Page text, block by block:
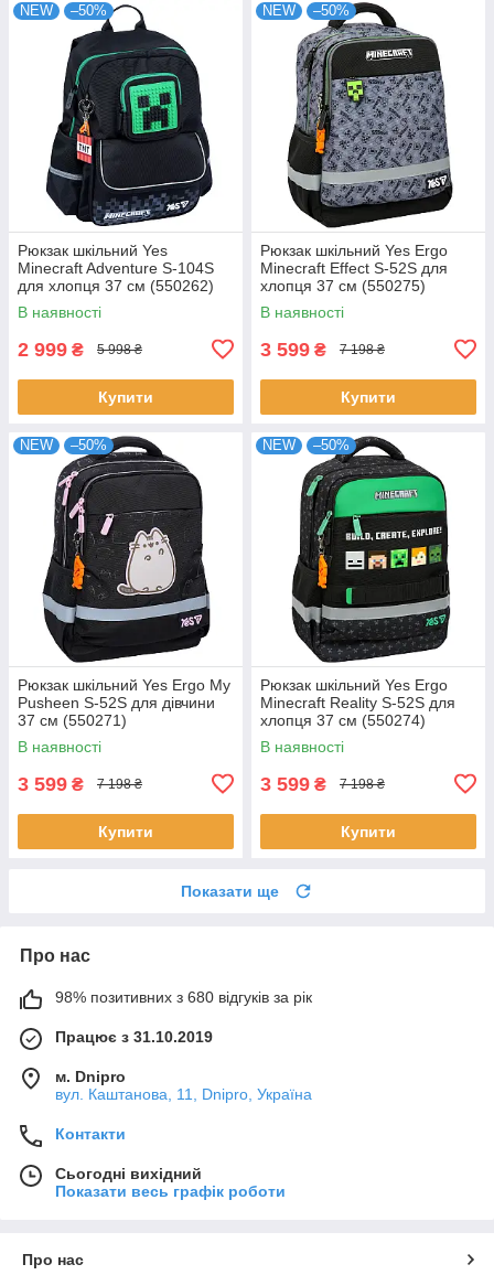
NEW –50%
Рюкзак шкільний Yes
Minecraft Adventure S-104S
для хлопця 37 см (550262)
В наявності
2 999 ₴ 5 998 ₴
Купити
NEW –50%
Рюкзак шкільний Yes Ergo
Minecraft Effect S-52S для
хлопця 37 см (550275)
В наявності
3 599 ₴ 7 198 ₴
Купити
NEW –50%
Рюкзак шкільний Yes Ergo My
Pusheen S-52S для дівчини
37 см (550271)
В наявності
3 599 ₴ 7 198 ₴
Купити
NEW –50%
Рюкзак шкільний Yes Ergo
Minecraft Reality S-52S для
хлопця 37 см (550274)
В наявності
3 599 ₴ 7 198 ₴
Купити
Показати ще
Про нас
98% позитивних з 680 відгуків за рік
Працює з 31.10.2019
м. Dnipro
вул. Каштанова, 11, Dnipro, Україна
Контакти
Сьогодні вихідний
Показати весь графік роботи
Про нас